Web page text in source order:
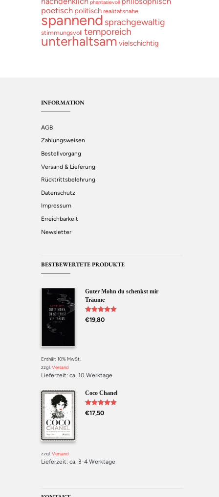
phantasievoll
poetisch politisch realitätsnahe
spannend sprachgewaltig
stimmungsvoll temporeich
unterhaltsam vielschichtig
INFORMATION
AGB
Zahlungsweisen
Bestellvorgang
Versand & Lieferung
Rücktrittsbelehrung
Datenschutz
Impressum
Erreichbarkeit
Newsletter
BESTBEWERTETE PRODUKTE
Guter Mohn du schenkst mir
Träume
Bewertet mit
5.00von 5
€19,80
Enthält 10% MwSt.
zzgl. Versand
Lieferzeit: ca. 10 Werktage
Coco Chanel
Bewertet mit
5.00von 5
€17,50
zzgl.Versand
Lieferzeit: ca. 3-4 Werktage